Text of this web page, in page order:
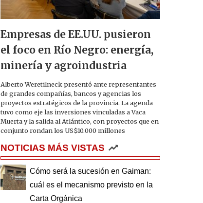
Empresas de EE.UU. pusieron
el foco en Río Negro: energía,
minería y agroindustria
Alberto Weretilneck presentó ante representantes
de grandes compañías, bancos y agencias los
proyectos estratégicos de la provincia. La agenda
tuvo como eje las inversiones vinculadas a Vaca
Muerta y la salida al Atlántico, con proyectos que en
conjunto rondan los US$10.000 millones
NOTICIAS MÁS VISTAS
Cómo será la sucesión en Gaiman:
cuál es el mecanismo previsto en la
Carta Orgánica